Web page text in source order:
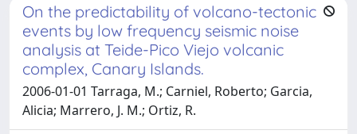
On the predictability of volcano-tectonic
events by low frequency seismic noise
analysis at Teide-Pico Viejo volcanic
complex, Canary Islands.
2006-01-01 Tarraga, M.; Carniel, Roberto; Garcia,
Alicia; Marrero, J. M.; Ortiz, R.